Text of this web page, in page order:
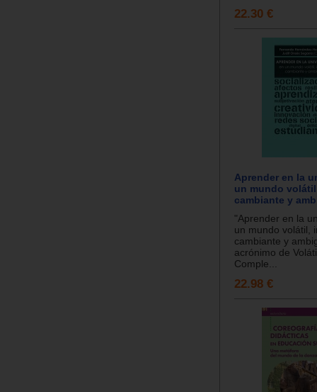
22.30 €
Aprender en la
un mundo
cambiante y
"Aprender en la
un mundo volátil,
cambiante y
acrónimo de
Comple...
22.98 €